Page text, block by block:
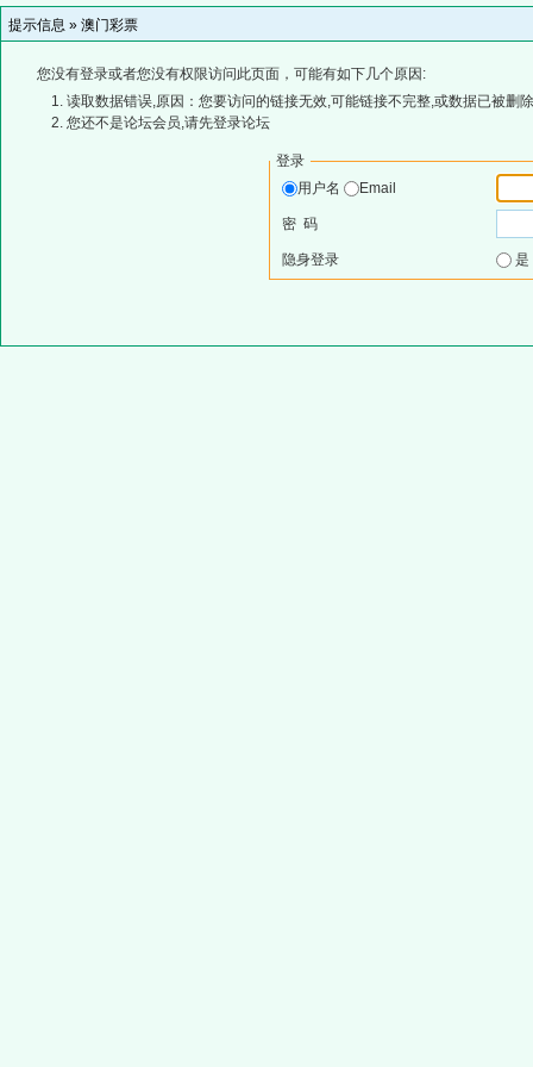
提示信息 » 澳门彩票
您没有登录或者您没有权限访问此页面，可能有如下几个原因:
读取数据错误,原因：您要访问的链接无效,可能链接不完整,或数据已被删
您还不是论坛会员,请先登录论坛
登录
用户名
Email
密 码
隐身登录